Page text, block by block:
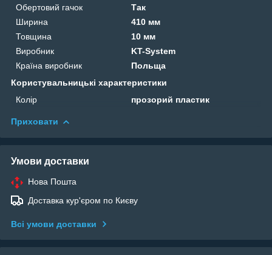
Обертовий гачок
Так
Ширина
410 мм
Товщина
10 мм
Виробник
KT-System
Країна виробник
Польща
Користувальницькі характеристики
Колір
прозорий пластик
Приховати
Умови доставки
Нова Пошта
Доставка кур'єром по Києву
Всі умови доставки